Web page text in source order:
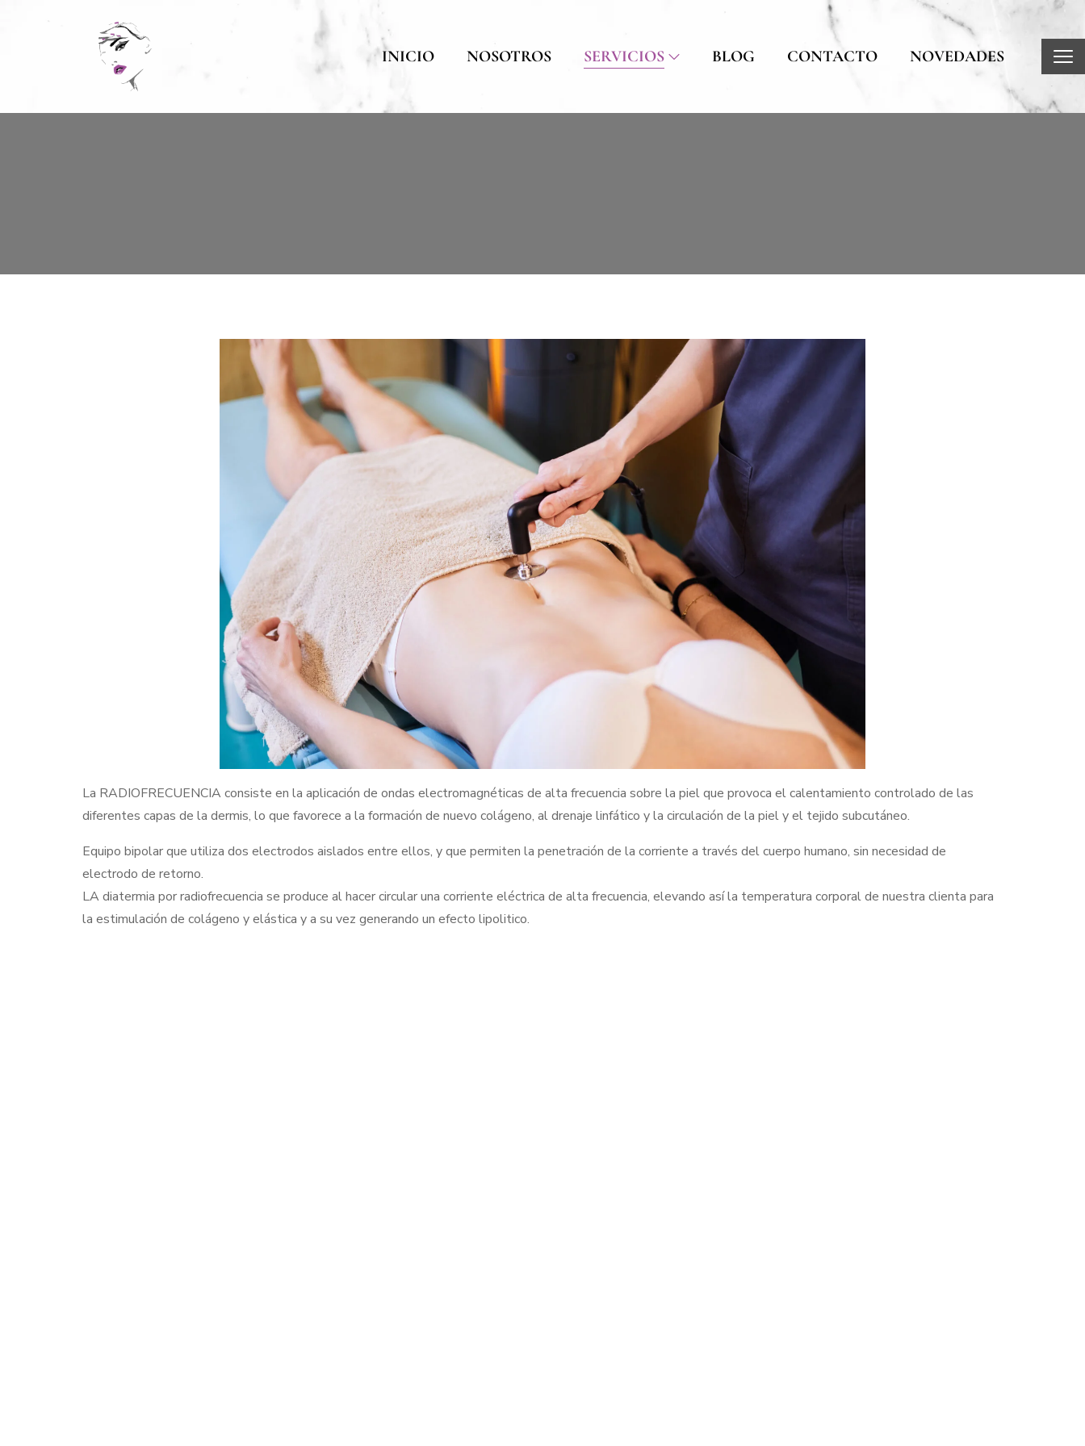
INICIO NOSOTROS SERVICIOS BLOG CONTACTO NOVEDADES
La RADIOFRECUENCIA consiste en la aplicación de ondas electromagnéticas de alta frecuencia sobre la piel que provoca el calentamiento controlado de las
diferentes capas de la dermis, lo que favorece a la formación de nuevo colágeno, al drenaje linfático y la circulación de la piel y el tejido subcutáneo.
Equipo bipolar que utiliza dos electrodos aislados entre ellos, y que permiten la penetración de la corriente a través del cuerpo humano, sin necesidad de
electrodo de retorno.
LA diatermia por radiofrecuencia se produce al hacer circular una corriente eléctrica de alta frecuencia, elevando así la temperatura corporal de nuestra clienta para
la estimulación de colágeno y elástica y a su vez generando un efecto lipolitico.